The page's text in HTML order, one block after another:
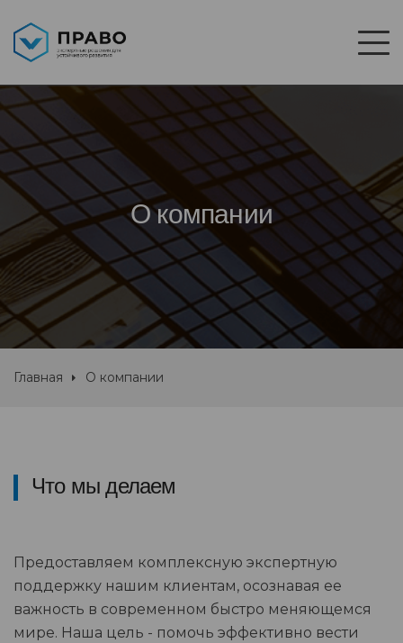
О компании
Главная О компании
Что мы делаем
Предоставляем комплексную экспертную
поддержку нашим клиентам, осознавая ее
важность в современном быстро меняющемся
мире. Наша цель - помочь эффективно вести